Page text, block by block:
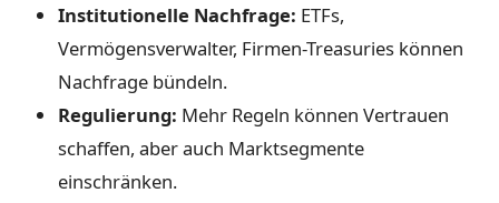
Institutionelle Nachfrage: ETFs,
Vermögensverwalter, Firmen-Treasuries können
Nachfrage bündeln.
Regulierung: Mehr Regeln können Vertrauen
schaffen, aber auch Marktsegmente
einschränken.